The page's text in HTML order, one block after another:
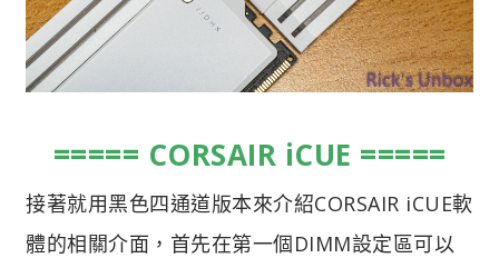
===== CORSAIR iCUE =====
接著就用黑色四通道版本來介紹CORSAIR iCUE軟
體的相關介面，首先在第一個DIMM設定區可以